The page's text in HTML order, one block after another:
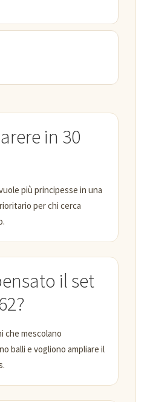
in 30
più principesse in una
per chi cerca
il set
che mescolano
balli e vogliono ampliare il